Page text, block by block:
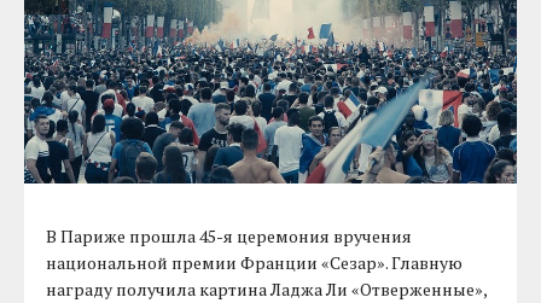
В Париже прошла 45-я церемония вручения
национальной премии Франции «Сезар». Главную
награду получила картина Ладжа Ли «Отверженные»,